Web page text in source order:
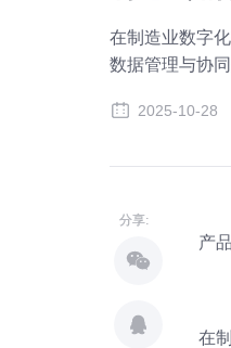
在制造业数字
数据管理与协
2025-10-28
分享:
产
在